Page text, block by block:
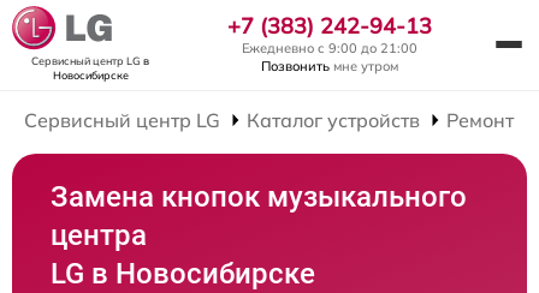
Сервисный центр LG в
Новосибирске
+7 (383) 242-94-13
Ежедневно с 9:00 до 21:00
Позвонить мне утром
Сервисный центр LG Каталог устройств Ремонт
Замена кнопок музыкального
центра
LG в Новосибирске